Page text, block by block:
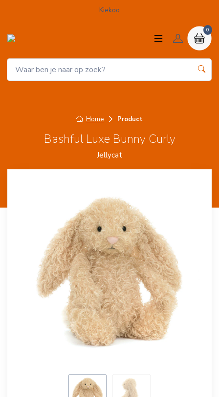
Kiekoo
0
Home Product
Bashful Luxe Bunny Curly
Jellycat